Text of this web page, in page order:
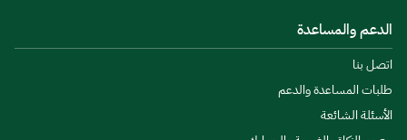
الدعم والمساعدة
اتصل بنا
طلبات المساعدة والدعم
الأسئلة الشائعة